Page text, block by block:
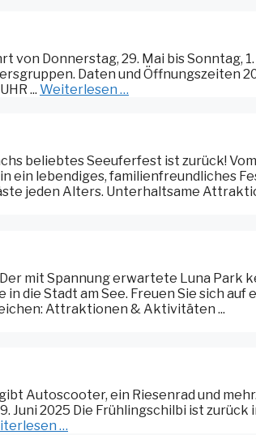
von Donnerstag, 29. Mai bis Sonntag, 1.
Daten und Öffnungszeiten
... Weiterlesen …
beliebtes Seeuferfest ist zurück!
ein lebendiges, familienfreundliches
jeden Alters. Unterhaltsame
Der mit Spannung erwartete Luna Park
die Stadt am See. Freuen Sie sich auf
Attraktionen & Aktivitäten ...
Autoscooter, ein Riesenrad und mehr.
Juni 2025 Die Frühlingschilbi ist zurück
…